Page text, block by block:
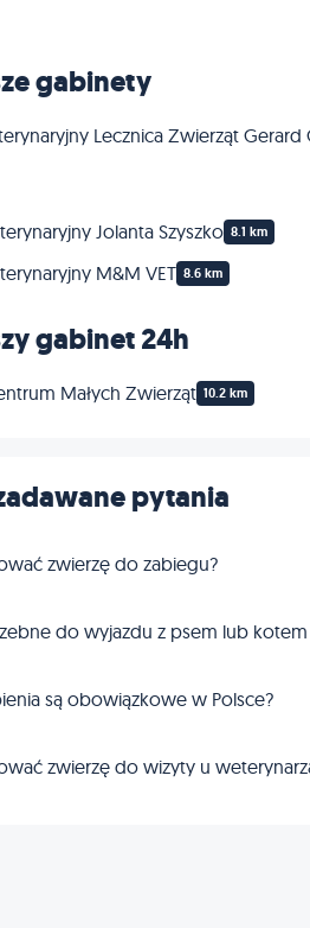
gabinety
Lecznica Zwierząt Gerard
Jolanta Szyszko 8.1 km
M&M VET 8.6 km
gabinet 24h
Małych Zwierząt 10.2 km
pytania
zwierzę do zabiegu?
do wyjazdu z psem lub kotem
są obowiązkowe w Polsce?
zwierzę do wizyty u